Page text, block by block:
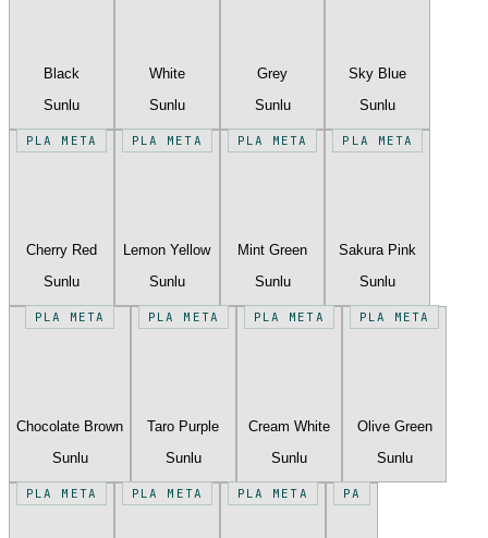
Black
Sunlu
White
Sunlu
Grey
Sunlu
Sky Blue
Sunlu
PLA META
Cherry Red
Sunlu
PLA META
Lemon Yellow
Sunlu
PLA META
Mint Green
Sunlu
PLA META
Sakura Pink
Sunlu
PLA META
Chocolate Brown
Sunlu
PLA META
Taro Purple
Sunlu
PLA META
Cream White
Sunlu
PLA META
Olive Green
Sunlu
PLA META PLA META PLA META PA